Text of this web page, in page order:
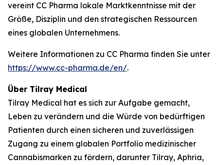
vereint CC Pharma lokale Marktkenntnisse mit der
Größe, Disziplin und den strategischen Ressourcen
eines globalen Unternehmens.
Weitere Informationen zu CC Pharma finden Sie unter
https://www.cc-pharma.de/en/.
Über Tilray Medical
Tilray Medical hat es sich zur Aufgabe gemacht,
Leben zu verändern und die Würde von bedürftigen
Patienten durch einen sicheren und zuverlässigen
Zugang zu einem globalen Portfolio medizinischer
Cannabismarken zu fördern, darunter Tilray, Aphria,